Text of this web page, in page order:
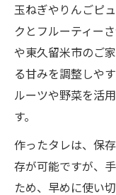
玉ねぎやりんごピ
クとフルーティー
や東久留米市のご
る甘みを調整しや
ルーツや野菜を活
す。
作ったタレは、保
存が可能ですが、
ため、早めに使い